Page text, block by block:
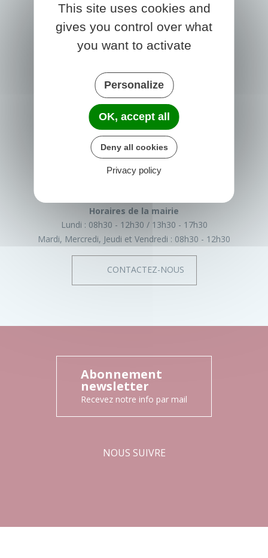
PRIGONRIEUX
1 Place du Groupe Loiseau
24130 Prigonrieux
France
Horaires de la mairie
Lundi : 08h30 - 12h30
13h30 - 17h30
Mardi, Mercredi, Jeudi et Vendredi : 08h30 - 12h30
CONTACTEZ-NOUS
Abonnement
newsletter
Recevez notre info par mail
NOUS SUIVRE
This site uses cookies and
gives you control over what
you want to activate
Personalize
OK, accept all
Deny all cookies
Privacy policy